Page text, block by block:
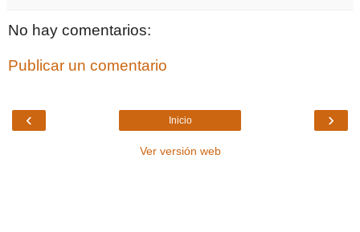
No hay comentarios:
Publicar un comentario
‹ ›
Inicio
Ver versión web